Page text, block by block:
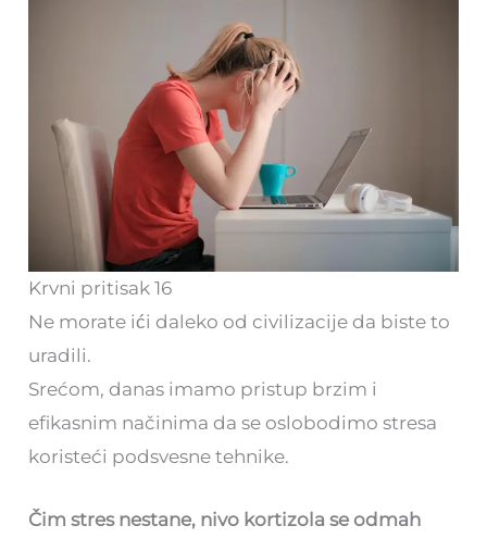
Krvni pritisak 16
Ne morate ići daleko od civilizacije da biste to
uradili.
Srećom, danas imamo pristup brzim i
efikasnim načinima da se oslobodimo stresa
koristeći podsvesne tehnike.
Čim stres nestane, nivo kortizola se odmah